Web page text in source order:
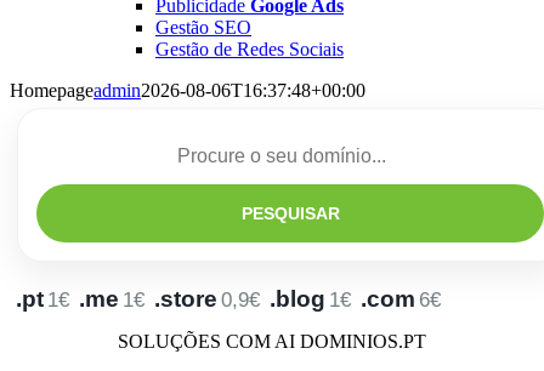
Publicidade Google Ads
Gestão SEO
Gestão de Redes Sociais
Homepageadmin2026-08-06T16:37:48+00:00
PESQUISAR
.pt 1€ .me 1€ .store 0,9€ .blog 1€ .com 6€
SOLUÇÕES COM AI DOMINIOS.PT